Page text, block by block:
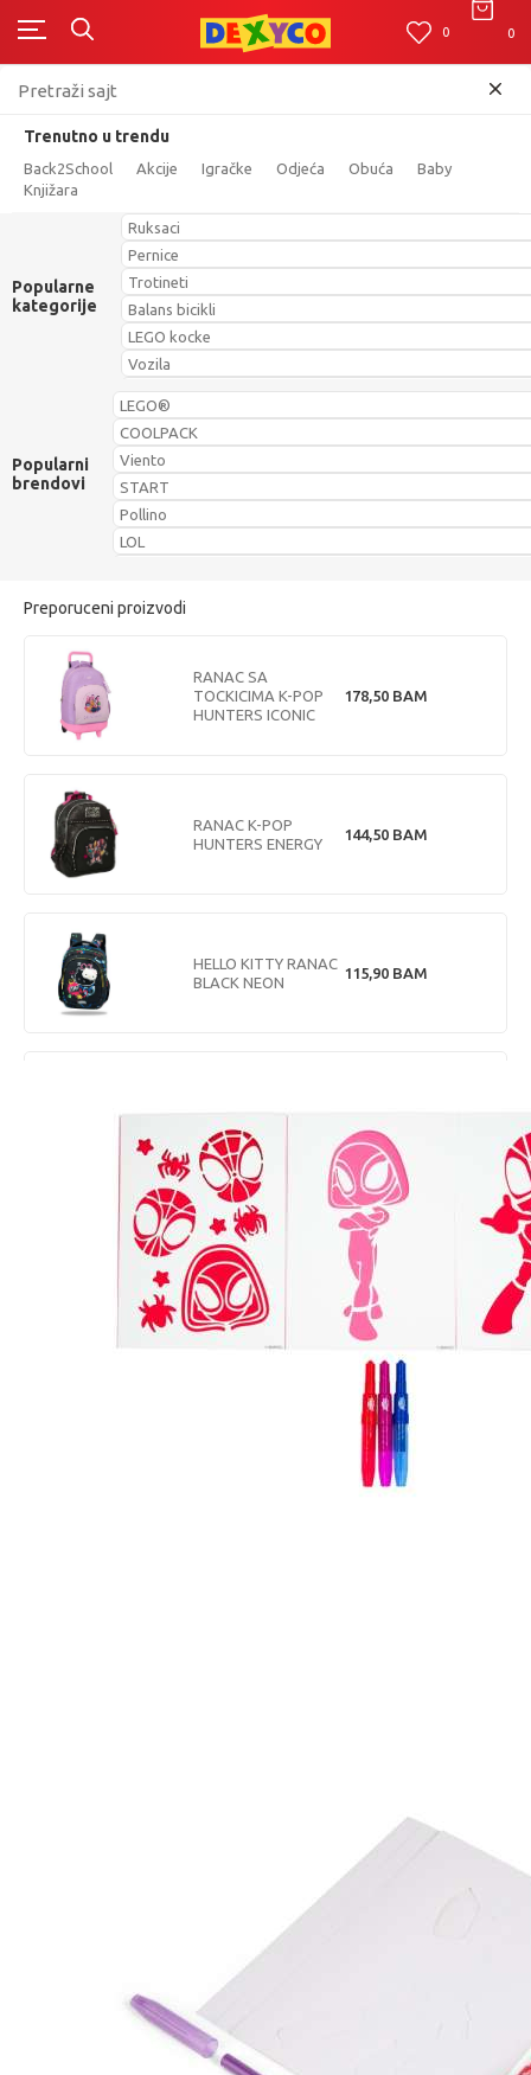
0 0
Trenutno u trendu
Back2School Akcije Igračke Odjeća Obuća
Baby
Knjižara
Popularne
kategorije
Ruksaci
Pernice
Trotineti
Balans bicikli
LEGO kocke
Vozila
Lutke
Društvene igre i puzzle
Patofne / Kućne papuče
Popularni
brendovi
LEGO®
COOLPACK
Viento
START
Pollino
LOL
Preporuceni proizvodi
RANAC SA
TOCKICIMA K-POP
HUNTERS ICONIC
178,50 BAM
RANAC K-POP
HUNTERS ENERGY
144,50 BAM
HELLO KITTY RANAC
BLACK NEON
115,90 BAM
ZIPA - CRISTALIA &
AGATHA
CANENCO STITCH
KOFER SA
PRIBOROM ZA
CRTANJE
40,90
34,90 BAM
Dexy Co Kids Proizvodi
CANENCO SET ZA CRTANJE A4 SPIDY